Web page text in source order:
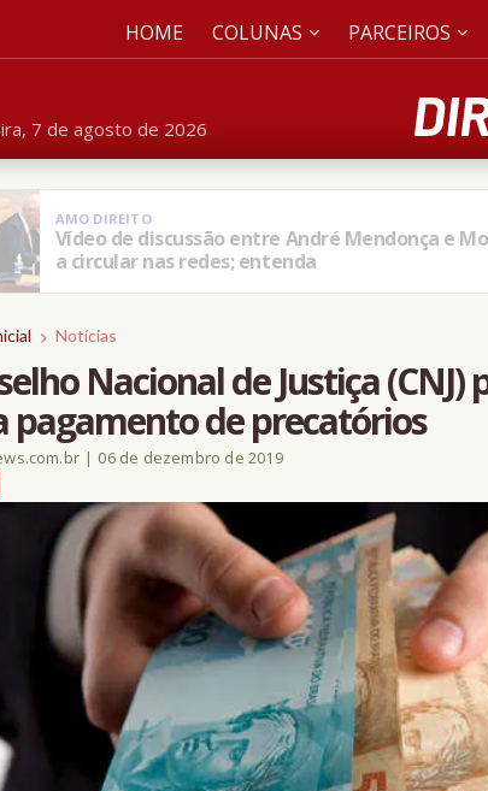
7 de agosto de 2026
HOME COLUNAS PARCEIROS
AMO DIREITO
‘A gente precisa retirar imediatamente o
sobre violência contra crianças
Notícias
Nacional de Justiça
pagamento de precatórios
| 06 de dezembro de 2019